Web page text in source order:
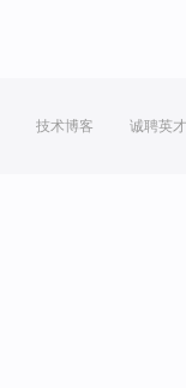
技术博客 诚聘英才